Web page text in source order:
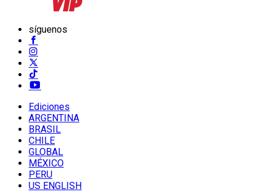
síguenos
Ediciones
ARGENTINA
BRASIL
CHILE
GLOBAL
MÉXICO
PERU
US ENGLISH